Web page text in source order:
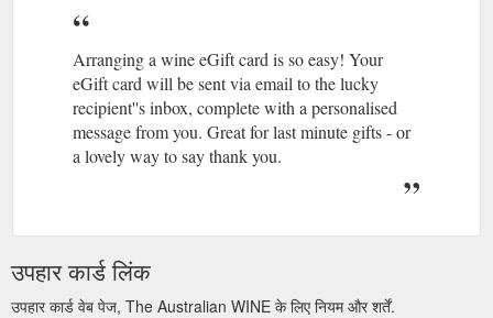
Arranging a wine eGift card is so easy! Your
eGift card will be sent via email to the lucky
recipient''s inbox, complete with a personalised
message from you. Great for last minute gifts - or
a lovely way to say thank you.
उपहार कार्ड लिंक
उपहार कार्ड वेब पेज, The Australian WINE के लिए नियम और शर्तें.